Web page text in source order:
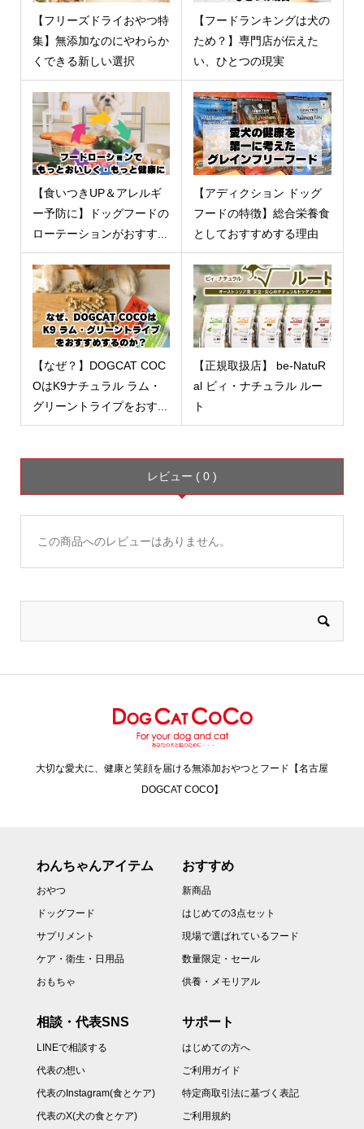
【フリーズドライおやつ特
集】無添加なのにやわらか
くできる新しい選択
【フードランキングは犬の
ため？】専門店が伝えた
い、ひとつの現実
【食いつきUP＆アレルギ
ー予防に】ドッグフードの
ローテーションがおすす...
【アディクション ドッグ
フードの特徴】総合栄養食
としておすすめする理由
【なぜ？】DOGCAT COC
OはK9ナチュラル ラム・
グリーントライプをおす...
【正規取扱店】 be-NatuR
al ビィ・ナチュラル ルー
ト
レビュー ( 0 )
この商品へのレビューはありません。
大切な愛犬に、健康と笑顔を届ける無添加おやつとフード【名古屋
DOGCAT COCO】
わんちゃんアイテム
おやつ
ドッグフード
サプリメント
ケア・衛生・日用品
おもちゃ
おすすめ
新商品
はじめての3点セット
現場で選ばれているフード
数量限定・セール
供養・メモリアル
相談・代表SNS
LINEで相談する
代表の想い
代表のInstagram(食とケア)
代表のX(犬の食とケア)
サポート
はじめての方へ
ご利用ガイド
特定商取引法に基づく表記
ご利用規約